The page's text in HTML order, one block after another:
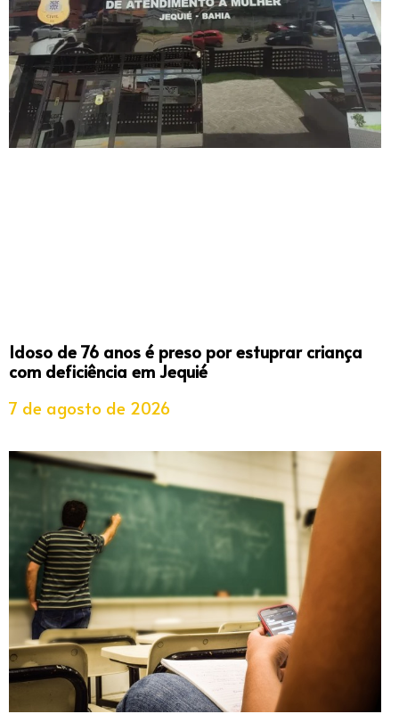
Idoso de 76 anos é preso por estuprar criança
com deficiência em Jequié
7 de agosto de 2026